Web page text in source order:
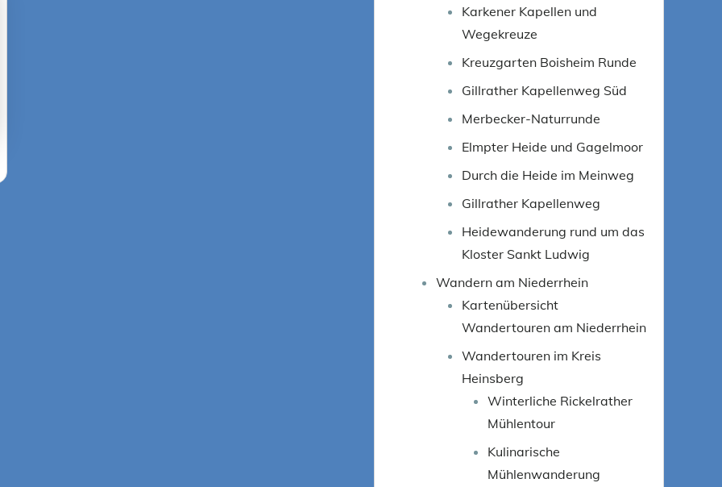
Karkener Kapellen und
Wegekreuze
Kreuzgarten Boisheim Runde
Gillrather Kapellenweg Süd
Merbecker-Naturrunde
Elmpter Heide und Gagelmoor
Durch die Heide im Meinweg
Gillrather Kapellenweg
Heidewanderung rund um das
Kloster Sankt Ludwig
Wandern am Niederrhein
Kartenübersicht
Wandertouren am Niederrhein
Wandertouren im Kreis
Heinsberg
Winterliche Rickelrather
Mühlentour
Kulinarische
Mühlenwanderung